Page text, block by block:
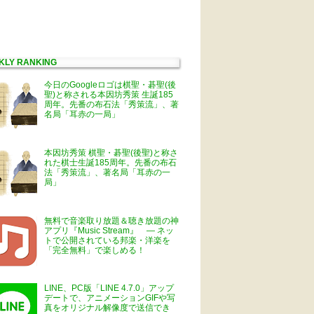
RANKING
今日のGoogleロゴは棋聖・碁聖(後
聖)と称される本因坊秀策 生誕185
周年。先番の布石法「秀策流」、著
名局「耳赤の一局」
本因坊秀策 棋聖・碁聖(後聖)と称さ
れた棋士生誕185周年。先番の布石
法「秀策流」、著名局「耳赤の一
局」
無料で音楽取り放題＆聴き放題の神
アプリ『Music Stream』 ― ネッ
トで公開されている邦楽・洋楽を
「完全無料」で楽しめる！
LINE、PC版「LINE 4.7.0」アップ
デートで、アニメーションGIFや写
真をオリジナル解像度で送信でき